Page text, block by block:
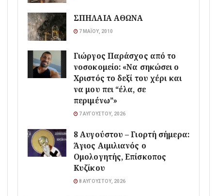
ΣΠΗΛΑΙΑ ΑΘΩΝΑ
7 ΜΑΪ́ΟΥ, 2010
Γιώργος Παράσχος από το
νοσοκομείο: «Να σηκώσει ο
Χριστός το δεξί του χέρι και
να μου πει “έλα, σε
περιμένω”»
7 ΑΥΓΟΎΣΤΟΥ, 2026
8 Αυγούστου – Γιορτή σήμερα:
Άγιος Αιμιλιανός ο
Ομολογητής, Επίσκοπος
Κυζίκου
8 ΑΥΓΟΎΣΤΟΥ, 2026